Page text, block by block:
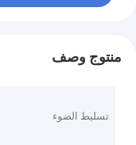
منتوج وصف
تسليط الضوء